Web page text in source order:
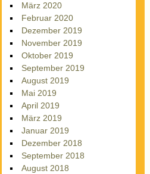
März 2020
Februar 2020
Dezember 2019
November 2019
Oktober 2019
September 2019
August 2019
Mai 2019
April 2019
März 2019
Januar 2019
Dezember 2018
September 2018
August 2018